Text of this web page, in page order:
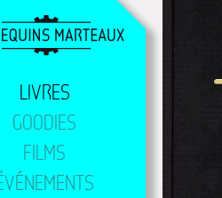
LIVRES
GOODIES
FILMS